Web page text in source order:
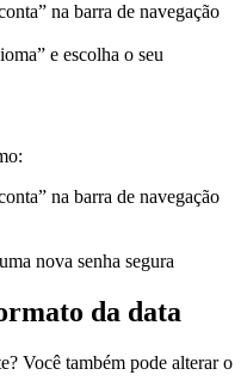
na barra de navegação
e escolha o seu
na barra de navegação
nova senha segura
da data
Você também pode alterar o